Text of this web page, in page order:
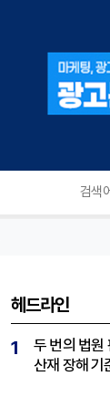
헤드라인
1
두 번의 법
산재 장해 기